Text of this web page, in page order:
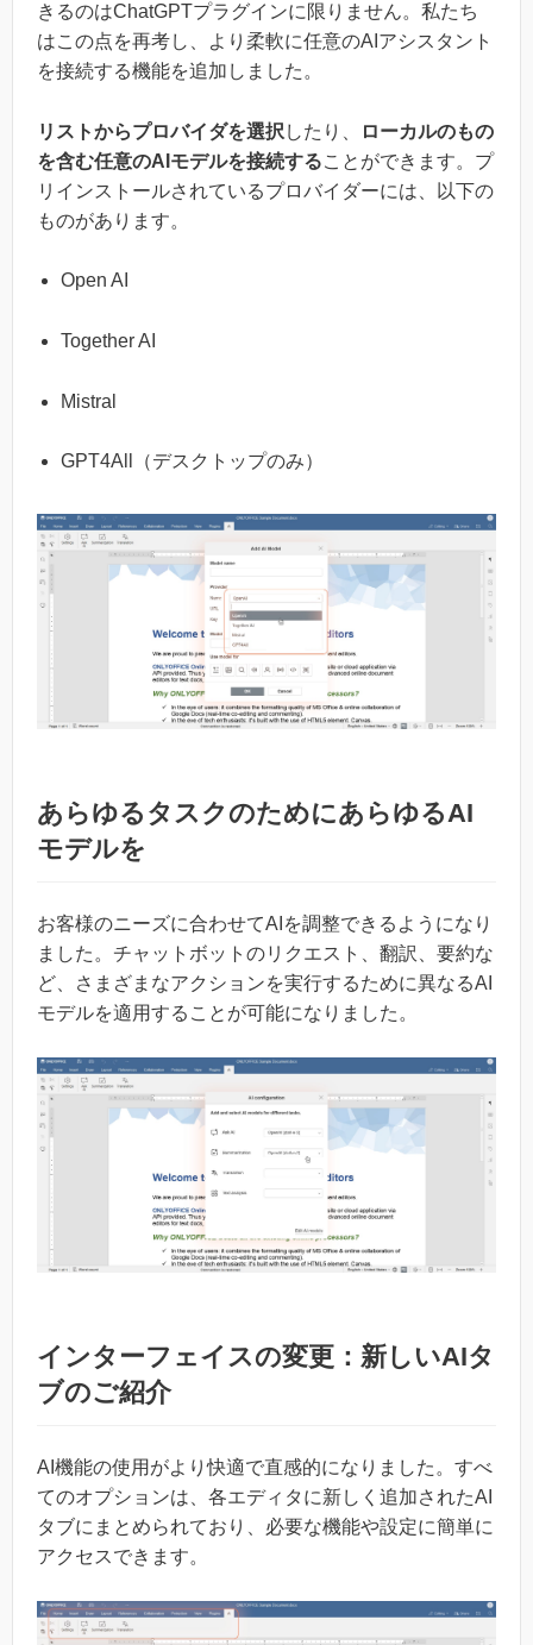
きるのはChatGPTプラグインに限りません。私たち
はこの点を再考し、より柔軟に任意のAIアシスタント
を接続する機能を追加しました。
リストからプロバイダを選択 したり、
ローカルのもの
を含む任意のAIモデルを接続することができます。プ
リインストールされているプロバイダーには、以下の
ものがあります。
Open AI
Together AI
Mistral
GPT4All（デスクトップのみ）
あらゆるタスクのためにあらゆるAI
モデルを
お客様のニーズに合わせてAIを調整できるようになり
ました。チャットボットのリクエスト、翻訳、要約な
ど、さまざまなアクションを実行するために異なるAI
モデルを適用することが可能になりました。
インターフェイスの変更：新しいAIタ
ブのご紹介
AI機能の使用がより快適で直感的になりました。すべ
てのオプションは、各エディタに新しく追加されたAI
タブにまとめられており、必要な機能や設定に簡単に
アクセスできます。